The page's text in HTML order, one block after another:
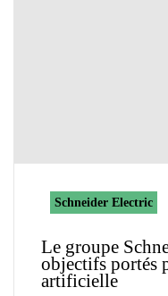
Schneider Electric
Le groupe
objectifs portés
artificielle